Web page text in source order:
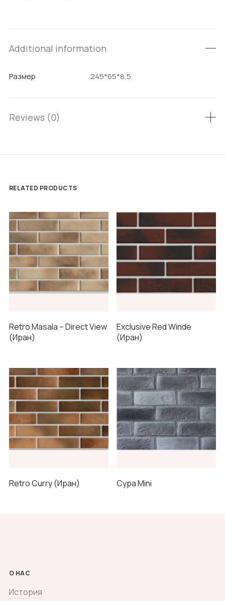
Additional information
Размер 245*65*8,5
Reviews (0)
RELATED PRODUCTS
Retro Masala – Direct View
(Иран)
Exclusive Red Winde
(Иран)
Retro Curry (Иран) Сура Mini
О НАС
История